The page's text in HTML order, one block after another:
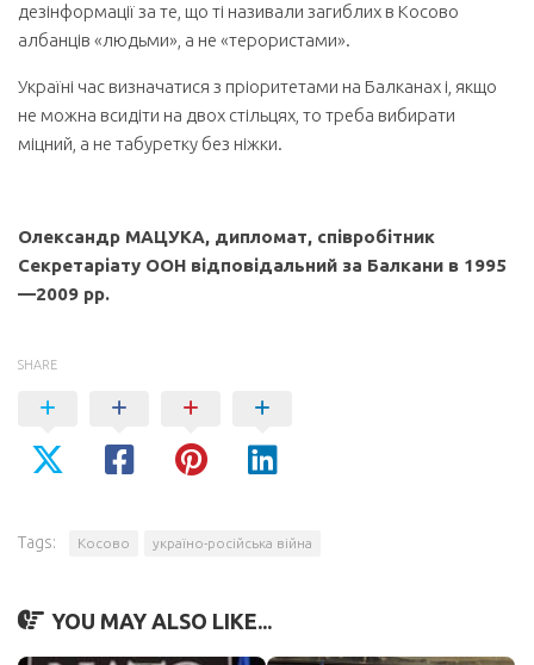
дезінформації за те, що ті називали загиблих в Косово
албанців «людьми», а не «терористами».
Україні час визначатися з пріоритетами на Балканах і, якщо
не можна всидіти на двох стільцях, то треба вибирати
міцний, а не табуретку без ніжки.
Олександр МАЦУКА, дипломат, співробітник
Секретаріату ООН відповідальний за Балкани в 1995
—2009 рр.
SHARE
Tags: Косово україно-російська війна
YOU MAY ALSO LIKE...